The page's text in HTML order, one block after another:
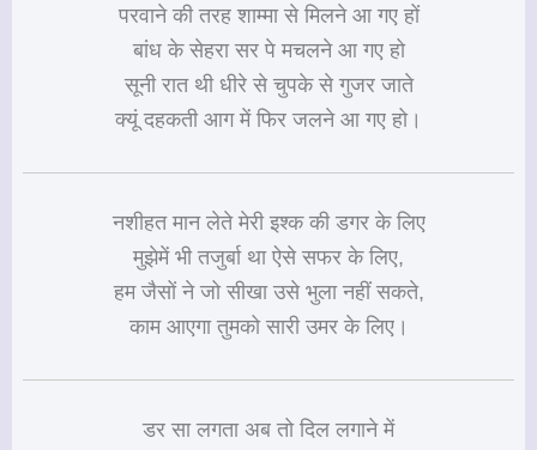
परवाने की तरह शाम्मा से मिलने आ गए हों
बांध के सेहरा सर पे मचलने आ गए हो
सूनी रात थी धीरे से चुपके से गुजर जाते
क्यूं दहकती आग में फिर जलने आ गए हो।
नशीहत मान लेते मेरी इश्क की डगर के लिए
मुझेमें भी तजुर्बा था ऐसे सफर के लिए,
हम जैसों ने जो सीखा उसे भुला नहीं सकते,
काम आएगा तुमको सारी उमर के लिए।
डर सा लगता अब तो दिल लगाने में